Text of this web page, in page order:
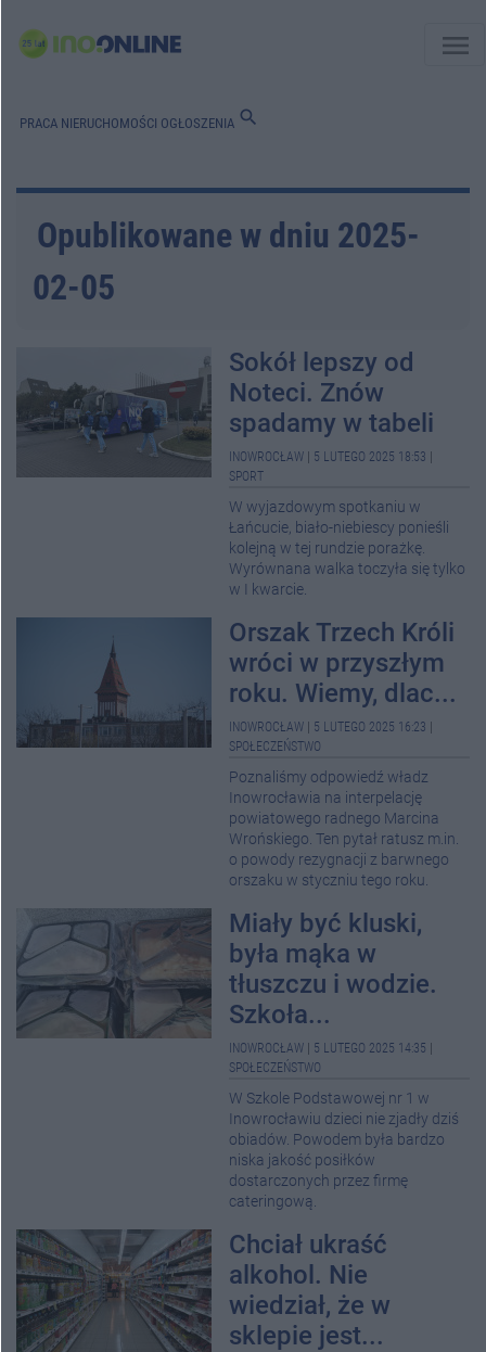
menu
PRACA NIERUCHOMOŚCI OGŁOSZENIA search
Opublikowane w dniu 2025-
02-05
Sokół lepszy od
Noteci. Znów
spadamy w tabeli
INOWROCŁAW 5 LUTEGO 2025 18:53
SPORT
W wyjazdowym spotkaniu w
Łańcucie, biało-niebiescy ponieśli
kolejną w tej rundzie porażkę.
Wyrównana walka toczyła się tylko
w I kwarcie.
Orszak Trzech Króli
wróci w przyszłym
roku. Wiemy, dlac...
INOWROCŁAW 5 LUTEGO 2025 16:23
SPOŁECZEŃSTWO
Poznaliśmy odpowiedź władz
Inowrocławia na interpelację
powiatowego radnego Marcina
Wrońskiego. Ten pytał ratusz m.in.
o powody rezygnacji z barwnego
orszaku w styczniu tego roku.
Miały być kluski,
była mąka w
tłuszczu i wodzie.
Szkoła...
INOWROCŁAW 5 LUTEGO 2025 14:35
SPOŁECZEŃSTWO
W Szkole Podstawowej nr 1 w
Inowrocławiu dzieci nie zjadły dziś
obiadów. Powodem była bardzo
niska jakość posiłków
dostarczonych przez firmę
cateringową.
Chciał ukraść
alkohol. Nie
wiedział, że w
sklepie jest...